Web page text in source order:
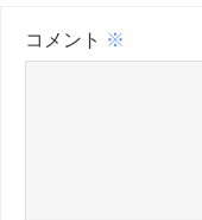
コメント ※